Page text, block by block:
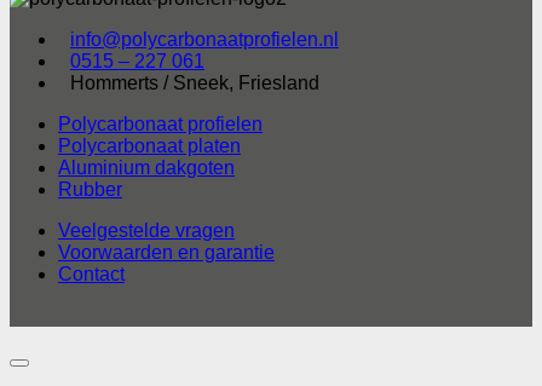
info@polycarbonaatprofielen.nl
0515 – 227 061
Hommerts / Sneek, Friesland
Polycarbonaat profielen
Polycarbonaat platen
Aluminium dakgoten
Rubber
Veelgestelde vragen
Voorwaarden en garantie
Contact